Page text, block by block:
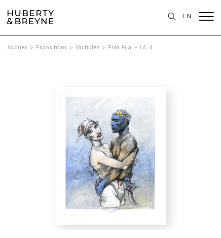
EN
Accueil > Expositions > Multiples > Enki Bilal - I.A. II